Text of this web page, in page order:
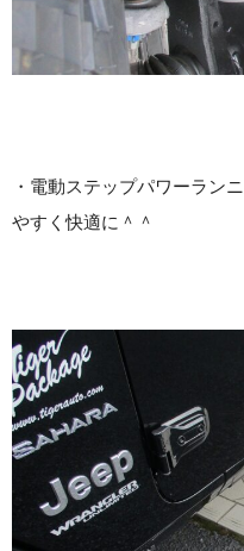
・電動ステップパワーラ
やすく快適に＾＾